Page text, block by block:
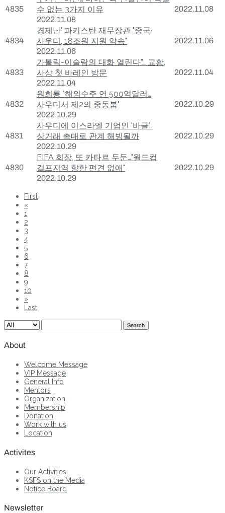
4835
수 없는 3가지 이유
2022.11.08
2022.11.08
4834
경제난' 파키스탄 재무장관 "중국·
사우디, 18조원 지원 약속"
2022.11.06
2022.11.06
4833
가톨릭-이슬람의 대화 열린다”… 교황,
사상 첫 바레인 방문
2022.11.04
2022.11.04
4832
원희룡 "해외수주 연 500억달러…
사우디서 제2의 중동붐"
2022.10.29
2022.10.29
4831
사우디에 이스라엘 기업인 '바글'…
상거래 촉매로 관계 해빙될까
2022.10.29
2022.10.29
4830
FIFA 회장, 또 카타르 두둔…"월드컵,
걸프지역 향한 편견 없애"
2022.10.29
2022.10.29
First
«
1
2
3
4
5
6
7
8
9
10
»
Last
Search
About
Welcome Message
VIP Message
General Info
Mentors
Organization
Membership
Donation
Work with us
Location
Activites
Our Activities
KSFS on the Media
Notice Board
Newsletter